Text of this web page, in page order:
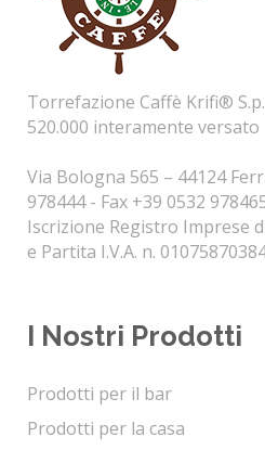
Torrefazione Caffè Krifi®
520.000 interamente versato
Via Bologna 565 – 44124
978444 - Fax +39 0532
Iscrizione Registro Imprese
e Partita I.V.A. n.
I Nostri Prodotti
Prodotti per il bar
Prodotti per la casa